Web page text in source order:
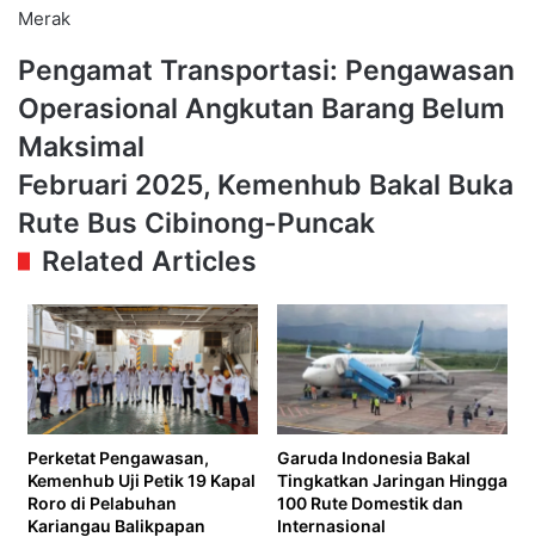
Merak
Pengamat
Transportasi:
Pengawasan
Operasional
Angkutan
Barang
Belum
Maksimal
Pengamat Transportasi: Pengawasan
Operasional Angkutan Barang Belum
Maksimal
Februari
2025,
Kemenhub
Bakal
Buka
Rute
Bus
Cibinong-
Puncak
Februari 2025, Kemenhub Bakal Buka
Rute Bus Cibinong-Puncak
Related Articles
Perketat Pengawasan,
Kemenhub Uji Petik 19 Kapal
Roro di Pelabuhan
Kariangau Balikpapan
Garuda Indonesia Bakal
Tingkatkan Jaringan Hingga
100 Rute Domestik dan
Internasional